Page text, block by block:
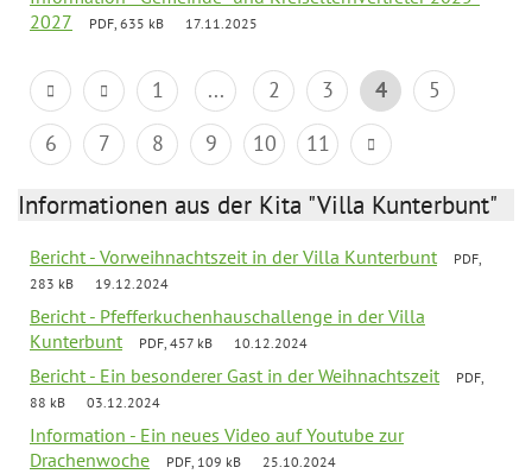
2027
PDF, 635 kB 17.11.2025
1 ... 2 3 4
5
6
7 8 9 10 11
Informationen aus der Kita "Villa Kunterbunt"
Bericht - Vorweihnachtszeit in der Villa Kunterbunt
PDF,
283 kB
19.12.2024
Bericht - Pfefferkuchenhauschallenge in der Villa
Kunterbunt
PDF, 457 kB 10.12.2024
Bericht - Ein besonderer Gast in der Weihnachtszeit
PDF,
88 kB
03.12.2024
Information - Ein neues Video auf Youtube zur
Drachenwoche
PDF, 109 kB 25.10.2024